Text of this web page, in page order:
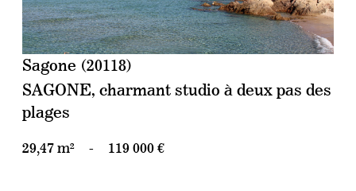
Sagone (20118)
SAGONE, charmant studio à deux pas des
plages
29,47 m² - 119 000 €